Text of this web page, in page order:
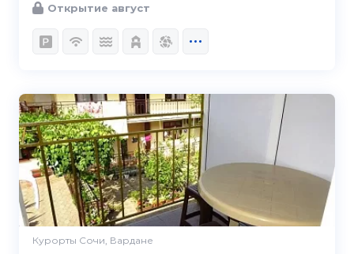
Открытие август
Курорты Сочи, Вардане